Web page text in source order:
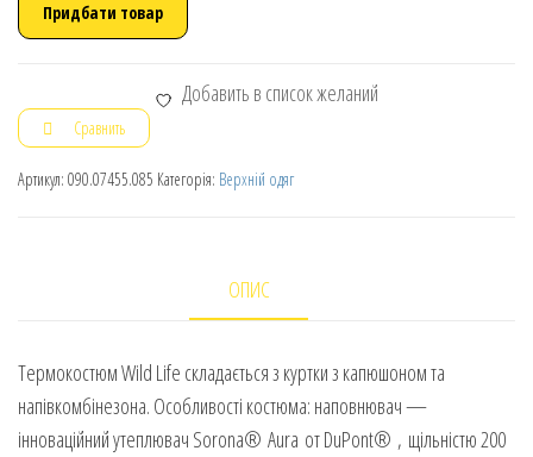
Придбати товар
Добавить в список желаний
Сравнить
Артикул: 090.07455.085 Категорія: Верхній одяг
ОПИС
Термокостюм Wild Life складається з куртки з капюшоном та
напівкомбінезона. Особливості костюма: наповнювач —
інноваційний утеплювач Sorona® Aura от DuPont® , щільністю 200